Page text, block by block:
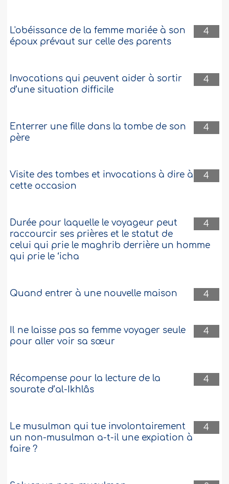
physiologique. J’ai perdu l’espoir et je ne
sais plus quoi faire. Est-ce une épreuve?
82180 11-10-2017
4
L'obéissance de la femme mariée à son
époux prévaut sur celle des parents
4
Invocations qui peuvent aider à sortir
d’une situation difficile
4
Enterrer une fille dans la tombe de son
père
4
Visite des tombes et invocations à dire à
cette occasion
4
Durée pour laquelle le voyageur peut
raccourcir ses prières et le statut de
celui qui prie le maghrib derrière un homme
qui prie le ‘icha
4
Quand entrer à une nouvelle maison
4
Il ne laisse pas sa femme voyager seule
pour aller voir sa sœur
4
Récompense pour la lecture de la
sourate d’al-Ikhlâs
4
Le musulman qui tue involontairement
un non-musulman a-t-il une expiation à
faire ?